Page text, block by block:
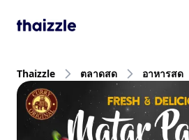
Thaizzle ตลาดสด อาหารสด